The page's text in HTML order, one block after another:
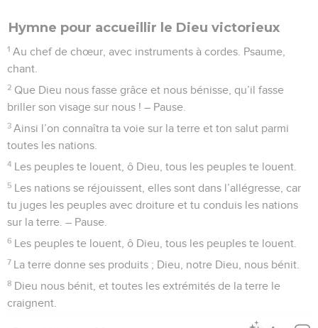
Hymne pour accueillir le Dieu victorieux
1 Au chef de chœur, avec instruments à cordes. Psaume,
chant.
2 Que Dieu nous fasse grâce et nous bénisse, qu’il fasse
briller son visage sur nous ! – Pause.
3 Ainsi l’on connaîtra ta voie sur la terre et ton salut parmi
toutes les nations.
4 Les peuples te louent, ô Dieu, tous les peuples te louent.
5 Les nations se réjouissent, elles sont dans l’allégresse, car
tu juges les peuples avec droiture et tu conduis les nations
sur la terre. – Pause.
6 Les peuples te louent, ô Dieu, tous les peuples te louent.
7 La terre donne ses produits ; Dieu, notre Dieu, nous bénit.
8 Dieu nous bénit, et toutes les extrémités de la terre le
craignent.